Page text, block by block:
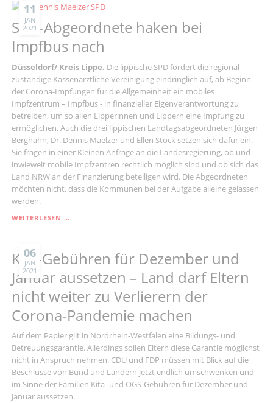
11
JAN
2021
SPD-Abgeordnete haken bei
Impfbus nach
Düsseldorf/ Kreis Lippe. Die lippische SPD fordert die regional
zuständige Kassenärztliche Vereinigung eindringlich auf, ab Beginn
der Corona-Impfungen für die Allgemeinheit ein mobiles
Impfzentrum – Impfbus - in finanzieller Eigenverantwortung zu
betreiben, um so allen Lipperinnen und Lippern eine Impfung zu
ermöglichen. Auch die drei lippischen Landtagsabgeordneten Jürgen
Berghahn, Dr. Dennis Maelzer und Ellen Stock setzen sich dafür ein.
Sie fragen in einer Kleinen Anfrage an die Landesregierung, ob und
inwieweit mobile Impfzentren rechtlich möglich sind und ob sich das
Land NRW an der Finanzierung beteiligen wird. Die Abgeordneten
möchten nicht, dass die Kommunen bei der Aufgabe alleine gelassen
werden.
WEITERLESEN …
IMPFBUS
06
JAN
2021
Kita-Gebühren für Dezember und
Januar aussetzen – Land darf Eltern
nicht weiter zu Verlierern der
Corona-Pandemie machen
Auf dem Papier gilt in Nordrhein-Westfalen eine Bildungs- und
Betreuungsgarantie. Allerdings sollen Eltern diese Garantie möglichst
nicht in Anspruch nehmen. CDU und FDP müssen mit Blick auf die
Beschlüsse von Bund und Ländern jetzt endlich umschwenken und
im Sinne der Familien Kita- und OGS-Gebühren für Dezember und
Januar aussetzen.